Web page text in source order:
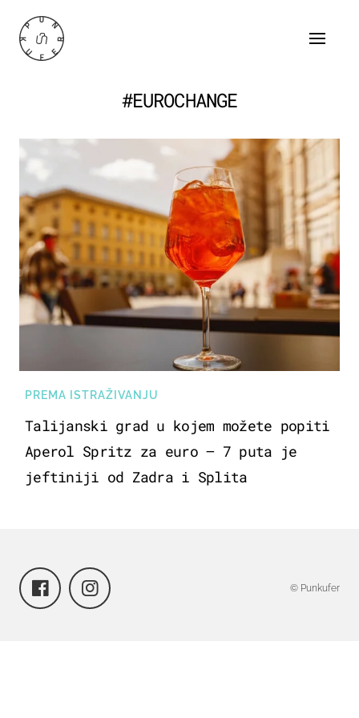
#EUROCHANGE
PREMA ISTRAŽIVANJU
Talijanski grad u kojem možete popiti
Aperol Spritz za euro – 7 puta je
jeftiniji od Zadra i Splita
© Punkufer